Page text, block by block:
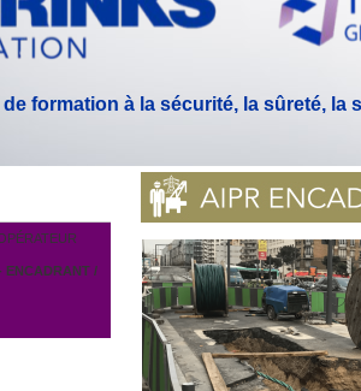
formation à la sécurité, la sûreté,
ENCADRANT /